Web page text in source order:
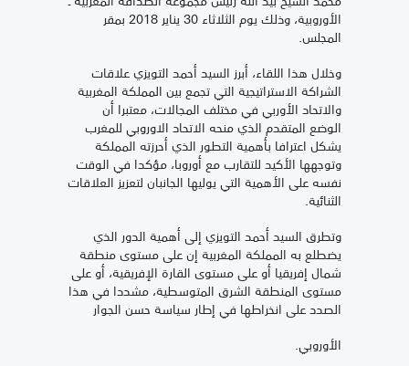
الأوروبية، وذلك يوم الثلاثاء 30 يناير 2018 بمقر
المجلس.
وخلال هذا اللقاء، أبرز السيد أحمد التويزي علاقات
الشراكة الاستراتيجية التي تجمع بين المملكة المغربية
والاتحاد الأوربي في مختلف المجالات، معتبرا أن
الوضع المتقدم الذي منحه الاتحاد الاوروبي للمغرب
يشكل اعترافا بأهمية التطور الذي أحرزته المملكة
وتوجهها الأكيد للتقارب مع أوروبا، مؤكدا في الوقت
نفسه على الأهمية التي يوليها الجانبان لتعزيز العلاقات
الثنائية.
وتطرق السيد أحمد التويزي إلى أهمية الدور الذي
يضطلع به المملكة المغربية إن على مستوى منطقة
شمال إفريقيا أو على مستوى القارة الإفريقية، أو على
مستوى المنطقة الشرق المتوسطية، مشددا في هذا
الصدد على انخراطها في إطار سياسة حسن الجوار
الأوروبي.